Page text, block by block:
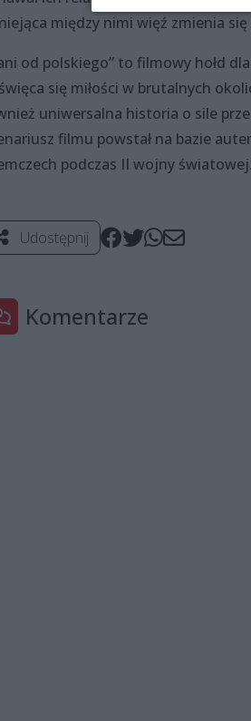
między nimi więź zmienia się
od polskiego” to filmowy hołd
się miłości w brutalnych
uniwersalna historia o sile
filmu powstał na bazie
podczas II wojny światowej.
Udostępnij
Komentarze